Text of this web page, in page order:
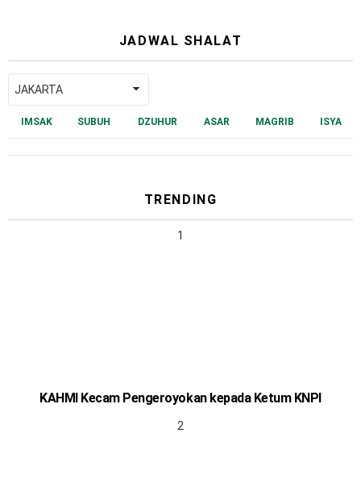
JADWAL SHALAT
IMSAK SUBUH DZUHUR ASAR MAGRIB ISYA
TRENDING
KAHMI Kecam Pengeroyokan kepada Ketum KNPI